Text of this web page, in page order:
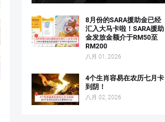
8月份的SARA援助金已经
汇入大马卡啦！SARA援助
金发放金额介于RM50至
RM200
八月 01, 2026
4个生肖容易在农历七月卡
到阴！
八月 02, 2026